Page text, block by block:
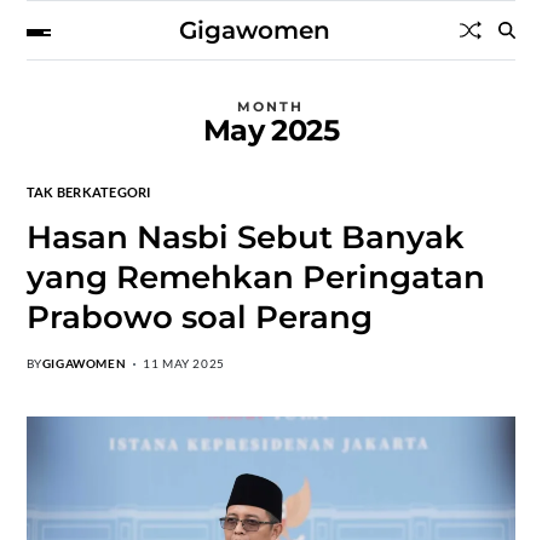
Gigawomen
MONTH
May 2025
TAK BERKATEGORI
Hasan Nasbi Sebut Banyak
yang Remehkan Peringatan
Prabowo soal Perang
BYGIGAWOMEN 11 MAY 2025